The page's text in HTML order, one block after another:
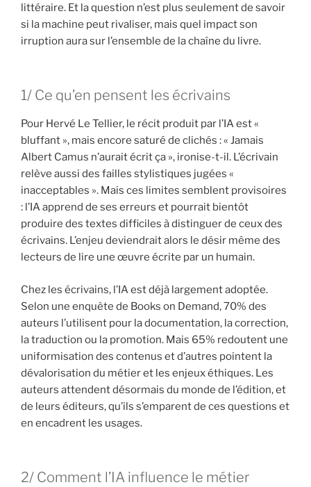
littéraire. Et la question n’est plus seulement de savoir
si la machine peut rivaliser, mais quel impact son
irruption aura sur l’ensemble de la chaîne du livre.
1/ Ce qu’en pensent les écrivains
Pour Hervé Le Tellier, le récit produit par l’IA est «
bluffant », mais encore saturé de clichés : « Jamais
Albert Camus n’aurait écrit ça », ironise-t-il. L’écrivain
relève aussi des failles stylistiques jugées «
inacceptables ». Mais ces limites semblent provisoires
: l’IA apprend de ses erreurs et pourrait bientôt
produire des textes difficiles à distinguer de ceux des
écrivains. L’enjeu deviendrait alors le désir même des
lecteurs de lire une œuvre écrite par un humain.
Chez les écrivains, l’IA est déjà largement adoptée.
Selon une enquête de Books on Demand, 70% des
auteurs l’utilisent pour la documentation, la correction,
la traduction ou la promotion. Mais 65% redoutent une
uniformisation des contenus et d’autres pointent la
dévalorisation du métier et les enjeux éthiques. Les
auteurs attendent désormais du monde de l’édition, et
de leurs éditeurs, qu’ils s’emparent de ces questions et
en encadrent les usages.
2/ Comment l’IA influence le métier